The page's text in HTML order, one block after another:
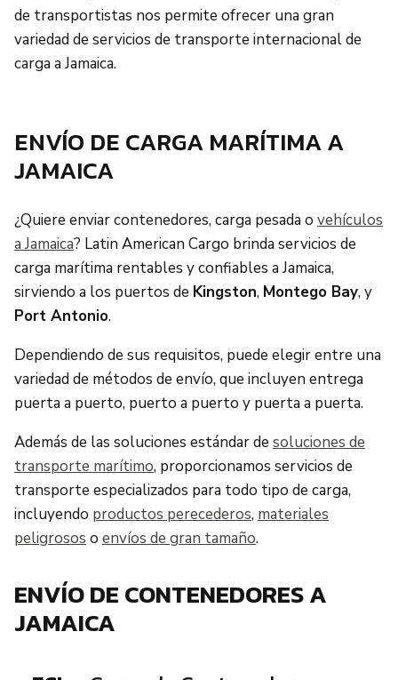
de transportistas nos permite ofrecer una gran
variedad de servicios de transporte internacional de
carga a Jamaica.
ENVÍO DE CARGA MARÍTIMA A
JAMAICA
¿Quiere enviar contenedores, carga pesada o vehículos
a Jamaica? Latin American Cargo brinda servicios de
carga marítima rentables y confiables a Jamaica,
sirviendo a los puertos de Kingston, Montego Bay, y
Port Antonio.
Dependiendo de sus requisitos, puede elegir entre una
variedad de métodos de envío, que incluyen entrega
puerta a puerto, puerto a puerto y puerta a puerta.
Además de las soluciones estándar de soluciones de
transporte marítimo, proporcionamos servicios de
transporte especializados para todo tipo de carga,
incluyendo productos perecederos, materiales
peligrosos o envíos de gran tamaño.
ENVÍO DE CONTENEDORES A
JAMAICA